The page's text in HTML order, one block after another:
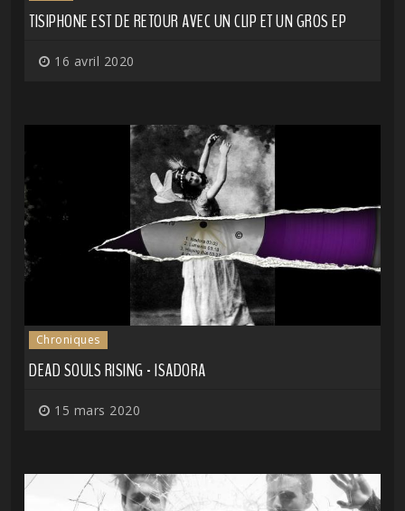
TISIPHONE EST DE RETOUR AVEC UN CLIP ET UN GROS EP
16 avril 2020
Chroniques
DEAD SOULS RISING - ISADORA
15 mars 2020